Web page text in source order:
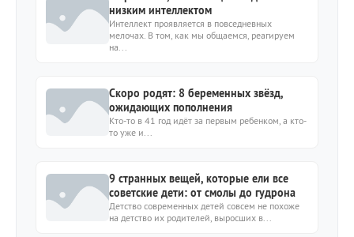
низким интеллектом
Интеллект проявляется в повседневных
мелочах. В том, как мы общаемся, реагируем
на...
Скоро родят: 8 беременных звёзд,
ожидающих пополнения
Кто-то в 41 год идёт за первым ребенком, а кто-
то уже и...
9 странных вещей, которые ели все
советские дети: от смолы до гудрона
Детство современных детей совсем не похоже
на детство их родителей, выросших в...